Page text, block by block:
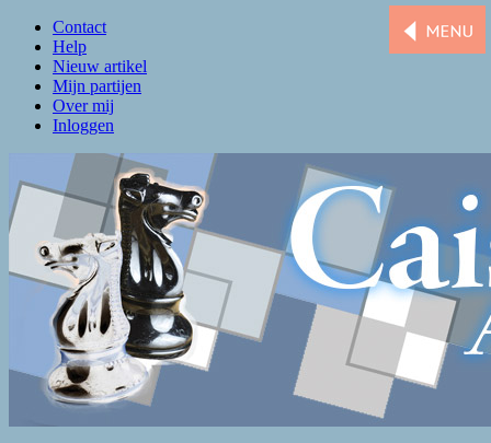
Contact
Help
Nieuw artikel
Mijn partijen
Over mij
Inloggen
Caissa Amsterdam
De levendigste schaakclub van Amsterdam